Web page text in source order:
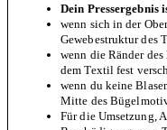
Dein Pressergebnis
wenn sich in der
Gewebestruktur des
wenn die Ränder
dem Textil fest
wenn du keine
Mitte des
Für die Umsetzung,